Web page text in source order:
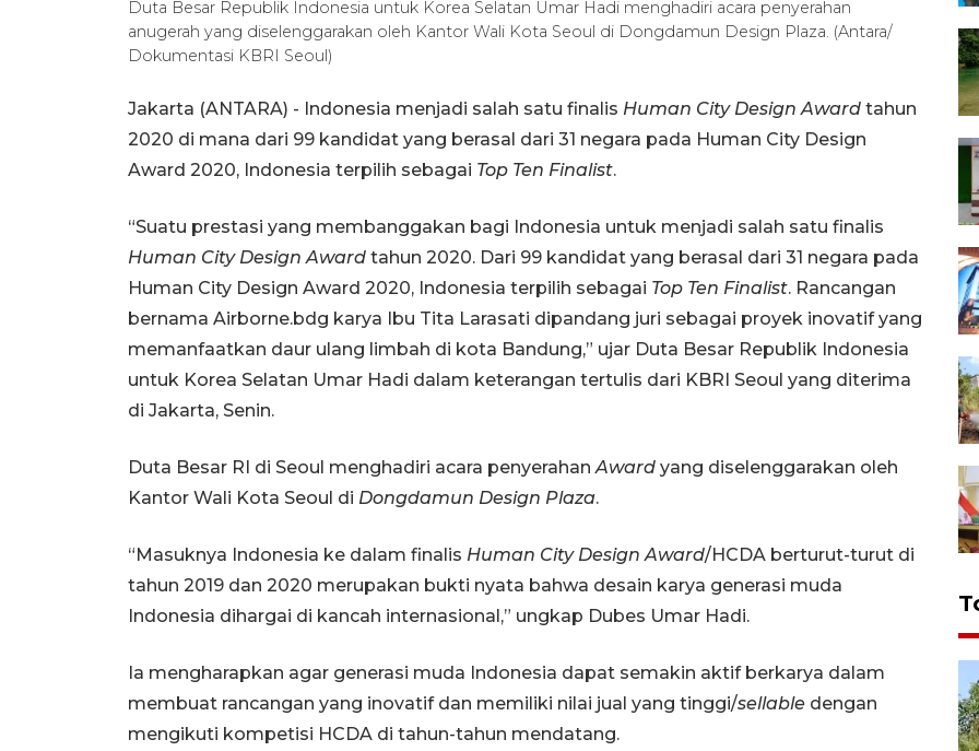
Duta Besar Republik Indonesia untuk Korea Selatan Umar Hadi menghadiri acara penyerahan
anugerah yang diselenggarakan oleh Kantor Wali Kota Seoul di Dongdamun Design Plaza. (Antara/
Dokumentasi KBRI Seoul)
Jakarta (ANTARA) - Indonesia menjadi salah satu finalis Human City Design Award tahun
2020 di mana dari 99 kandidat yang berasal dari 31 negara pada Human City Design
Award 2020, Indonesia terpilih sebagai Top Ten Finalist.
“Suatu prestasi yang membanggakan bagi Indonesia untuk menjadi salah satu finalis
Human City Design Award tahun 2020. Dari 99 kandidat yang berasal dari 31 negara pada
Human City Design Award 2020, Indonesia terpilih sebagai Top Ten Finalist. Rancangan
bernama Airborne.bdg karya Ibu Tita Larasati dipandang juri sebagai proyek inovatif yang
memanfaatkan daur ulang limbah di kota Bandung,” ujar Duta Besar Republik Indonesia
untuk Korea Selatan Umar Hadi dalam keterangan tertulis dari KBRI Seoul yang diterima
di Jakarta, Senin.
Duta Besar RI di Seoul menghadiri acara penyerahan Award yang diselenggarakan oleh
Kantor Wali Kota Seoul di Dongdamun Design Plaza.
“Masuknya Indonesia ke dalam finalis Human City Design Award/HCDA berturut-turut di
tahun 2019 dan 2020 merupakan bukti nyata bahwa desain karya generasi muda
Indonesia dihargai di kancah internasional,” ungkap Dubes Umar Hadi.
Ia mengharapkan agar generasi muda Indonesia dapat semakin aktif berkarya dalam
membuat rancangan yang inovatif dan memiliki nilai jual yang tinggi/sellable dengan
mengikuti kompetisi HCDA di tahun-tahun mendatang.